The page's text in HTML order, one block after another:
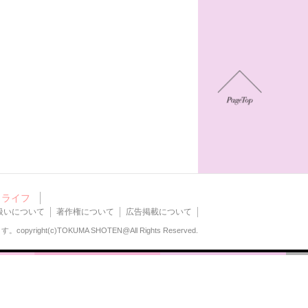
ライフ
いについて 著作権について 広告掲載について
。 copyright(c)TOKUMA SHOTEN@All Rights Reserved.